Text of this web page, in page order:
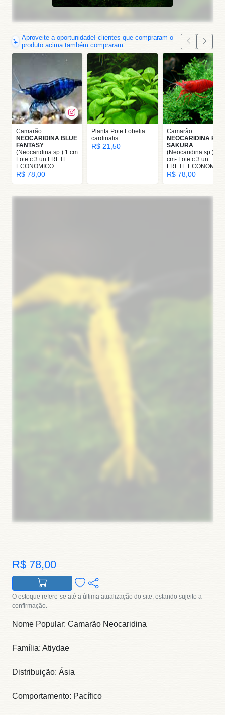
Aproveite a oportunidade! clientes que compraram o
produto acima também compraram:
Camarão
NEOCARIDINA BLUE
FANTASY
(Neocaridina sp.) 1 cm
Lote c 3 un FRETE
ECONOMICO
R$ 78,00
Planta Pote Lobelia
cardinalis
R$ 21,50
Camarão
NEOCARIDINA RED
SAKURA
(Neocaridina sp.) 1
cm- Lote c 3 un
FRETE ECONOMICO
R$ 78,00
R$ 78,00
O estoque refere-se até a última atualização do site, estando sujeito a
confirmação.
Nome Popular: Camarão Neocaridina
Família: Atiydae
Distribuição: Ásia
Comportamento: Pacífico